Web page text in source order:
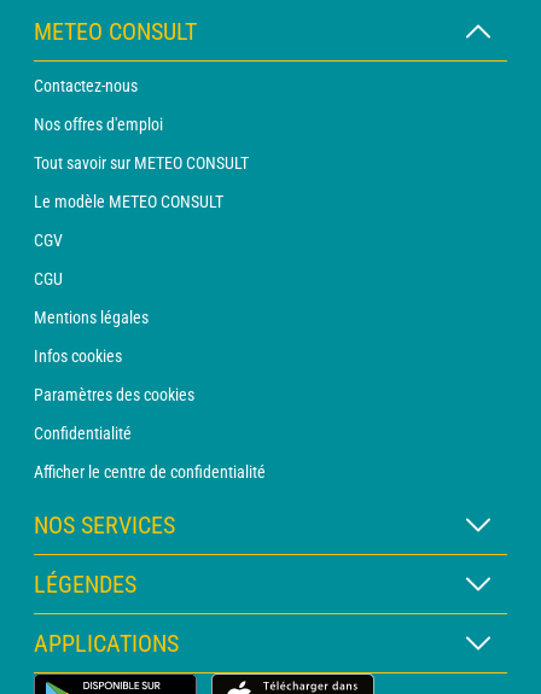
METEO CONSULT
Contactez-nous
Nos offres d'emploi
Tout savoir sur METEO CONSULT
Le modèle METEO CONSULT
CGV
CGU
Mentions légales
Infos cookies
Paramètres des cookies
Confidentialité
Afficher le centre de confidentialité
NOS SERVICES
Abonnement METEO Xpert
Abonnement METEO PRO
Consultation avec un prévisionniste
LÉGENDES
Légende des cartes
Légende des pictogrammes
APPLICATIONS